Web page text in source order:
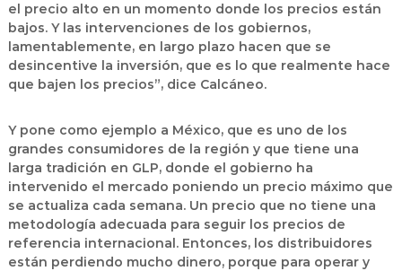
el precio alto en un momento donde los precios están
bajos. Y las intervenciones de los gobiernos,
lamentablemente, en largo plazo hacen que se
desincentive la inversión, que es lo que realmente hace
que bajen los precios”, dice Calcáneo.
Y pone como ejemplo a México, que es uno de los
grandes consumidores de la región y que tiene una
larga tradición en GLP, donde el gobierno ha
intervenido el mercado poniendo un precio máximo que
se actualiza cada semana. Un precio que no tiene una
metodología adecuada para seguir los precios de
referencia internacional. Entonces, los distribuidores
están perdiendo mucho dinero, porque para operar y